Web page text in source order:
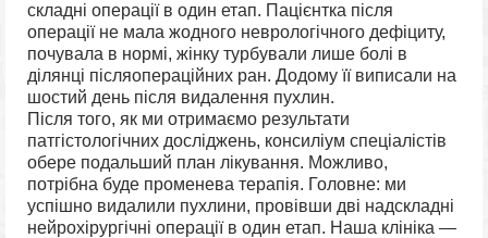
складні операції в один етап. Пацієнтка після
операції не мала жодного неврологічного дефіциту,
почувала в нормі, жінку турбували лише болі в
ділянці післяопераційних ран. Додому її виписали на
шостий день після видалення пухлин.
Після того, як ми отримаємо результати
патгістологічних досліджень, консиліум спеціалістів
обере подальший план лікування. Можливо,
потрібна буде променева терапія. Головне: ми
успішно видалили пухлини, провівши дві надскладні
нейрохірургічні операції в один етап. Наша клініка —